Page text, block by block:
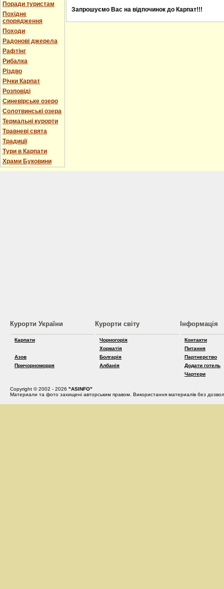
Поради туристам
Похідне
спорядження
Походи
Радонові джерела
Рафтінг
Рибалка
Різдво
Річки Карпат
Розповіді
Синевірське озеро
Солотвинські озера
Термальні курорти
Травневі свята
Традиції
Тури в Карпати
Храми Буковини
Запрошуємо Вас на відпочинок до Карпат!!!
Курорти України
Карпати
Азов
Причорноморря
Курорти світу
Чорногорія
Хорватія
Болгарія
Албанія
Інформація
Контакти
Питання
Партнерство
Додати готель
Чартери
Copyright © 2002 - 2026 "ASINFO"
Материали та фото захищені авторським правом. Використання материалів без